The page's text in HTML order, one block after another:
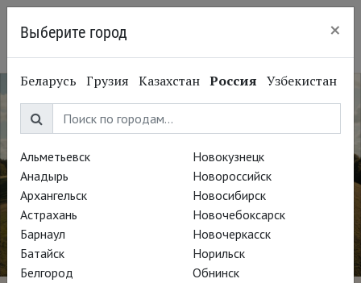
Выберите город ×
Беларусь Грузия Казахстан Россия Узбекистан
Альметьевск
Анадырь
Архангельск
Астрахань
Барнаул
Батайск
Белгород
Новокузнецк
Новороссийск
Новосибирск
Новочебоксарск
Новочеркасск
Норильск
Обнинск